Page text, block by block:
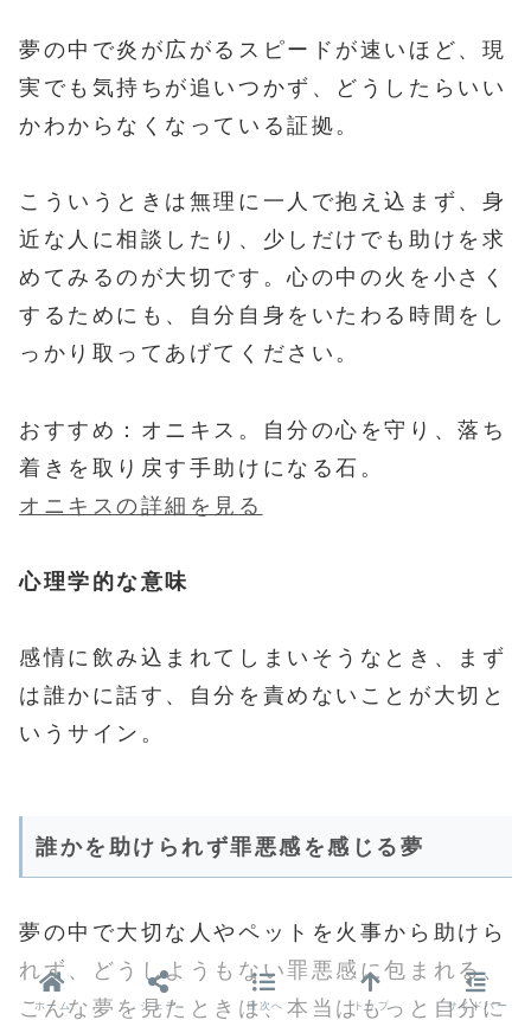
夢の中で炎が広がるスピードが速いほど、現
実でも気持ちが追いつかず、どうしたらいい
かわからなくなっている証拠。
こういうときは無理に一人で抱え込まず、身
近な人に相談したり、少しだけでも助けを求
めてみるのが大切です。心の中の火を小さく
するためにも、自分自身をいたわる時間をし
っかり取ってあげてください。
おすすめ：オニキス。自分の心を守り、落ち
着きを取り戻す手助けになる石。
オニキスの詳細を見る
心理学的な意味
感情に飲み込まれてしまいそうなとき、まず
は誰かに話す、自分を責めないことが大切と
いうサイン。
誰かを助けられず罪悪感を感じる夢
夢の中で大切な人やペットを火事から助けら
れず、どうしようもない罪悪感に包まれる、
こんな夢を見たときは、本当はもっと自分に
ホーム シェア 目次へ トップ サイドバー